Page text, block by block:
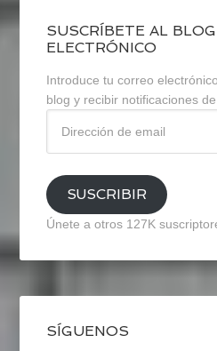
SUSCRÍBETE AL
ELECTRÓNICO
Introduce tu correo
blog y recibir notificaciones
email
SUSCRIBIR
Únete a otros 127K
SÍGUENOS